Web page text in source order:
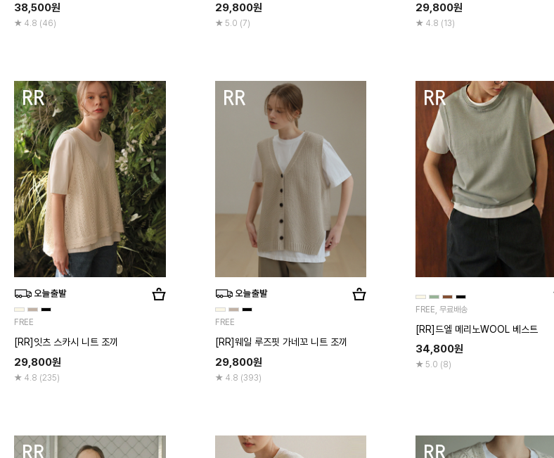
38,500원
4.8 (46)
29,800원
5.0 (7)
29,800원
4.8 (13)
FREE
[RR]잇츠 스카시 니트 조끼
29,800원
4.8 (235)
FREE
[RR]웨일 루즈핏 가네꼬 니트 조끼
29,800원
4.8 (393)
FREE, 무료배송
[RR]드엘 메리노WOOL 베스트
34,800원
5.0 (8)